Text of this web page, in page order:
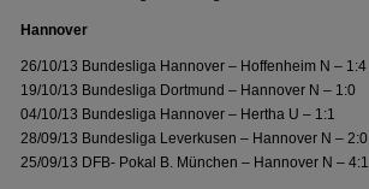
Hannover
26/10/13 Bundesliga Hannover – Hoffenheim N – 1:4
19/10/13 Bundesliga Dortmund – Hannover N – 1:0
04/10/13 Bundesliga Hannover – Hertha U – 1:1
28/09/13 Bundesliga Leverkusen – Hannover N – 2:0
25/09/13 DFB- Pokal B. München – Hannover N – 4:1